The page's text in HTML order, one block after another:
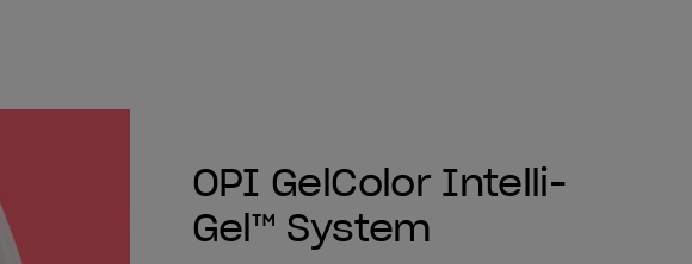
OPI GelColor Intelli-
Gel™ System